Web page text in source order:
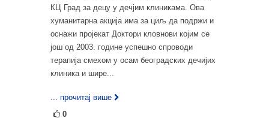
КЦ Град за децу у дечјим клиникама. Ова
хуманитарна акција има за циљ да подржи и
оснажи пројекат Доктори кловнови којим се
још од 2003. године успешно спроводи
терапија смехом у осам београдских дечијих
клиника и шире...
... прочитај више
0